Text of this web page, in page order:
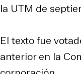
la UTM de
El texto fue
anterior en la